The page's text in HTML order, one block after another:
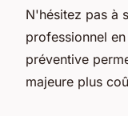
N'hésitez pas à
professionnel
préventive
majeure plus